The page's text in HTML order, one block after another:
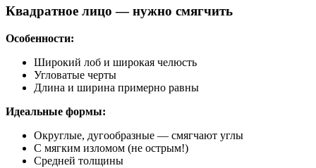
Квадратное лицо — нужно смягчить
Особенности:
Широкий лоб и широкая челюсть
Угловатые черты
Длина и ширина примерно равны
Идеальные формы:
Округлые, дугообразные — смягчают углы
С мягким изломом (не острым!)
Средней толщины